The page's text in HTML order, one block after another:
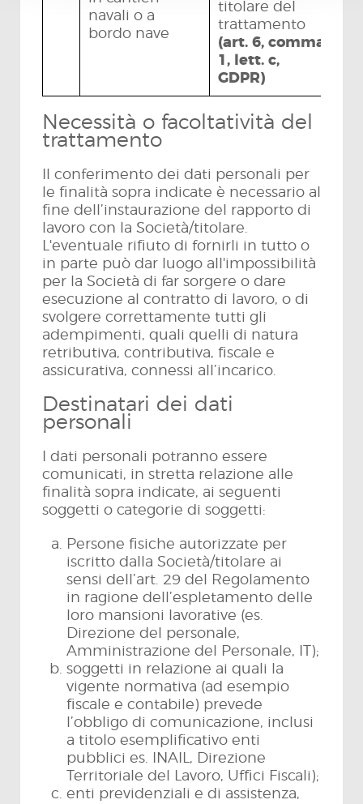
navali o a
bordo nave
titolare del
trattamento
(art. 6, comma
1, lett. c,
GDPR)
Necessità o facoltatività del
trattamento
Il conferimento dei dati personali per
le finalità sopra indicate è necessario al
fine dell’instaurazione del rapporto di
lavoro con la Società/titolare.
L'eventuale rifiuto di fornirli in tutto o
in parte può dar luogo all'impossibilità
per la Società di far sorgere o dare
esecuzione al contratto di lavoro, o di
svolgere correttamente tutti gli
adempimenti, quali quelli di natura
retributiva, contributiva, fiscale e
assicurativa, connessi all’incarico.
Destinatari dei dati
personali
I dati personali potranno essere
comunicati, in stretta relazione alle
finalità sopra indicate, ai seguenti
soggetti o categorie di soggetti:
Persone fisiche autorizzate per
iscritto dalla Società/titolare ai
sensi dell’art. 29 del Regolamento
in ragione dell’espletamento delle
loro mansioni lavorative (es.
Direzione del personale,
Amministrazione del Personale, IT);
soggetti in relazione ai quali la
vigente normativa (ad esempio
fiscale e contabile) prevede
l’obbligo di comunicazione, inclusi
a titolo esemplificativo enti
pubblici es. INAIL, Direzione
Territoriale del Lavoro, Uffici Fiscali);
enti previdenziali e di assistenza,